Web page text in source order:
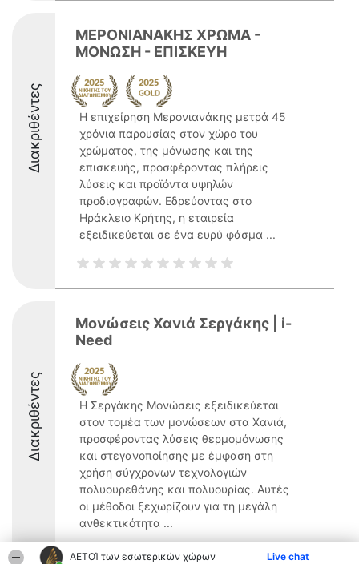
ΑΕΤΟΊ των εσωτερικών χώρων Live chat
Διακριθέντες
ΜΕΡΟΝΙΑΝΑΚΗΣ ΧΡΩΜΑ -
ΜΟΝΩΣΗ - ΕΠΙΣΚΕΥΗ
Η επιχείρηση Μερονιανάκης μετρά 45
χρόνια παρουσίας στον χώρο του
χρώματος, της μόνωσης και της
επισκευής, προσφέροντας πλήρεις
λύσεις και προϊόντα υψηλών
προδιαγραφών. Εδρεύοντας στο
Ηράκλειο Κρήτης, η εταιρεία
εξειδικεύεται σε ένα ευρύ φάσμα ...
Διακριθέντες
Μονώσεις Χανιά Σεργάκης | i-
Need
Η Σεργάκης Μονώσεις εξειδικεύεται
στον τομέα των μονώσεων στα Χανιά,
προσφέροντας λύσεις θερμομόνωσης
και στεγανοποίησης με έμφαση στη
χρήση σύγχρονων τεχνολογιών
πολυουρεθάνης και πολυουρίας. Αυτές
οι μέθοδοι ξεχωρίζουν για τη μεγάλη
ανθεκτικότητα ...